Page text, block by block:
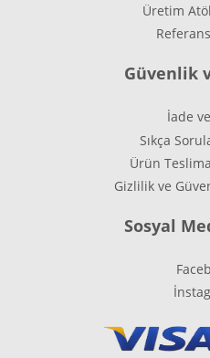
Üretim
Güvenlik
İade
Sıkça
Ürün
Gizlilik ve
Sosyal